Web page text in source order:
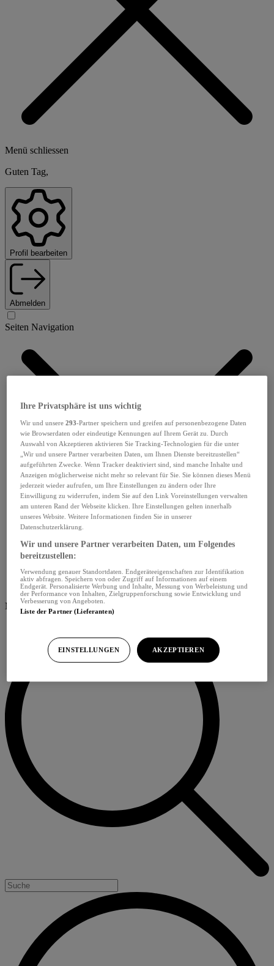
Menü schliessen
Guten Tag,
Profil bearbeiten
Abmelden
Seiten Navigation
Menü schliessen
Ihre Privatsphäre ist uns wichtig
Wir und unsere293-Partner speichern und greifen auf personenbezogene Daten
wie Browserdaten oder eindeutige Kennungen auf Ihrem Gerät zu. Durch
Auswahl von Akzeptieren aktivieren Sie Tracking-Technologien für die unter
„Wir und unsere Partner verarbeiten Daten, um Ihnen Dienste bereitzustellen“
aufgeführten Zwecke. Wenn Tracker deaktiviert sind, sind manche Inhalte und
Anzeigen möglicherweise nicht mehr so relevant für Sie. Sie können dieses Menü
jederzeit wieder aufrufen, um Ihre Einstellungen zu ändern oder Ihre
Einwilligung zu widerrufen, indem Sie auf den Link Voreinstellungen verwalten
am unteren Rand der Webseite klicken. Ihre Einstellungen gelten innerhalb
unseres Website. Weitere Informationen finden Sie in unserer
Datenschutzerklärung.
Wir und unsere Partner verarbeiten Daten, um Folgendes
bereitzustellen:
Verwendung genauer Standortdaten. Endgeräteeigenschaften zur Identifikation
aktiv abfragen. Speichern von oder Zugriff auf Informationen auf einem
Endgerät. Personalisierte Werbung und Inhalte, Messung von Werbeleistung und
der Performance von Inhalten, Zielgruppenforschung sowie Entwicklung und
Verbesserung von Angeboten.
Liste der Partner (Lieferanten)
EINSTELLUNGEN AKZEPTIEREN